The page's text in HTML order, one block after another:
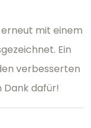
mit einem
Ein
verbesserten
Dank dafür!